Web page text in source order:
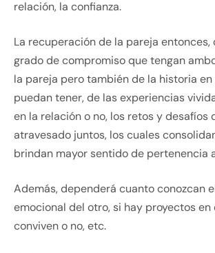
relación, la confianza.
La recuperación de la pareja entonces,
grado de compromiso que tengan
la pareja pero también de la historia
puedan tener, de las experiencias
en la relación o no, los retos y desafíos
atravesado juntos, los cuales
brindan mayor sentido de pertenencia
Además, dependerá cuanto conozcan
emocional del otro, si hay proyectos en
conviven o no, etc.